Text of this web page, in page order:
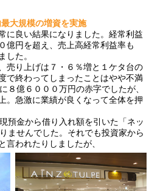
大規模の増資を実施
に良い結果になりました。経常利益
億円を超え、売上高経常利益率も
した。
売り上げは７・６％増と１ケタ台の
で終わってしまったことはやや不満
８億６０００万円の赤字でしたが、
。急激に業績が良くなって全体を押
預金から借り入れ額を引いた「ネッ
ませんでした。それでも投資家から
言われたりしましたが、